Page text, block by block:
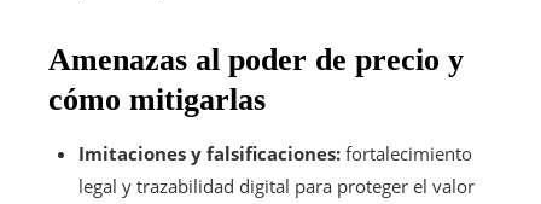
Amenazas al poder de precio y
cómo mitigarlas
Imitaciones y falsificaciones: fortalecimiento
legal y trazabilidad digital para proteger el valor